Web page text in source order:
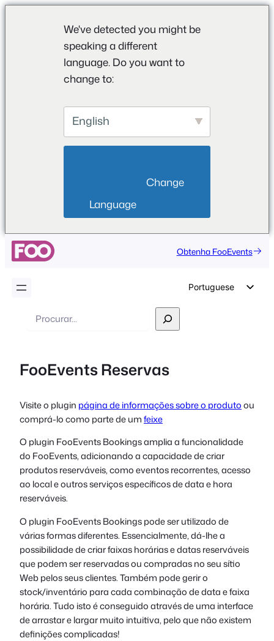
We've detected you might be
speaking a different
language. Do you want to
change to:
English
Language
Obtenha FooEvents
Portuguese
French
Czech
Greek
Pesquisar
FooEvents Reservas
Visite o plugin página de informações sobre o produtoou
comprá-lo como parte de umfeixe
O plugin FooEvents Bookings amplia a funcionalidade
do FooEvents, adicionando a capacidade de criar
produtos reserváveis, como eventos recorrentes, acesso
ao local e outros serviços específicos de data e hora
reserváveis.
O plugin FooEvents Bookings pode ser utilizado de
várias formas diferentes. Essencialmente, dá-lhe a
possibilidade de criar faixas horárias e datas reserváveis
que podem ser reservadas ou compradas no seu sítio
Web pelos seus clientes. Também pode gerir o
stock/inventário para cada combinação de data e faixa
horária. Tudo isto é conseguido através de uma interface
de arrastar e largar muito intuitiva, pelo que não existem
definições complicadas!